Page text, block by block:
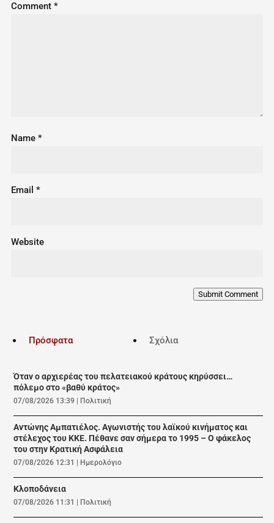
Comment *
Name *
Email *
Website
Submit Comment
Πρόσφατα Σχόλια
Όταν ο αρχιερέας του πελατειακού κράτους κηρύσσει…
πόλεμο στο «βαθύ κράτος»
07/08/2026 13:39 Πολιτική
Αντώνης Αμπατιέλος. Αγωνιστής του λαϊκού κινήματος και
στέλεχος του ΚΚΕ. Πέθανε σαν σήμερα το 1995 – Ο φάκελος
του στην Κρατική Ασφάλεια
07/08/2026 12:31 Ημερολόγιο
Κλοποδάνεια
07/08/2026 11:31 Πολιτική